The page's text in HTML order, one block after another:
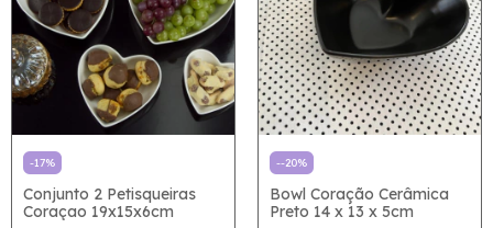
-17%
Conjunto 2 Petisqueiras
Coraçao 19x15x6cm
--20%
Bowl Coração Cerâmica
Preto 14 x 13 x 5cm